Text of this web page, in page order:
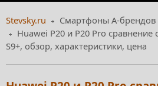
Stevsky.ru Смартфоны А-брендов
Huawei P20 и P20 Pro сравнение
S9+, обзор, характеристики, цена